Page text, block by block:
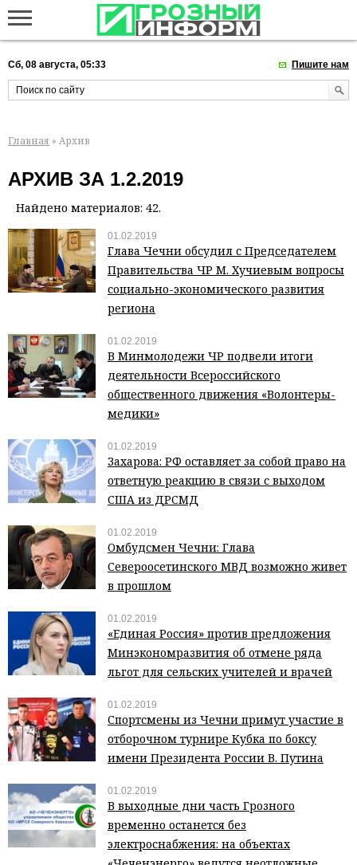
Сб, 08 августа, 05:33 Пишите нам
Главная » Архив
АРХИВ ЗА 1.2.2019
Найдено материалов: 42.
01.02.2019
Глава Чечни обсудил с Председателем
Правительства ЧР М. Хучиевым вопросы
социально-экономического развития
региона
01.02.2019
В Минмолодежи ЧР подвели итоги
деятельности Всероссийского
общественного движения «Волонтеры-
медики»
01.02.2019
Захарова: РФ оставляет за собой право на
ответную реакцию в связи с выходом
США из ДРСМД
01.02.2019
Омбудсмен Чечни: Глава
Североосетинского МВД возможно живет
в прошлом
01.02.2019
«Единая Россия» против предложения
Минэкономразвития об отмене ряда
льгот для сельских учителей и врачей
01.02.2019
Спортсмены из Чечни примут участие в
отборочном турнире Кубка по боксу
имени Президента России В. Путина
01.02.2019
В выходные дни часть Грозного
временно останется без
электроснабжения: на объектах